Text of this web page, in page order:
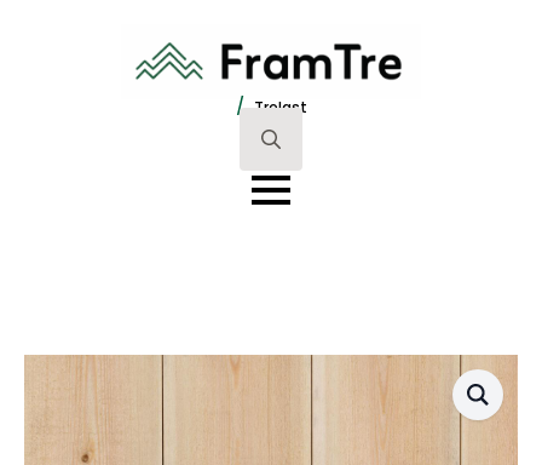
/ Trelast
Search
for: